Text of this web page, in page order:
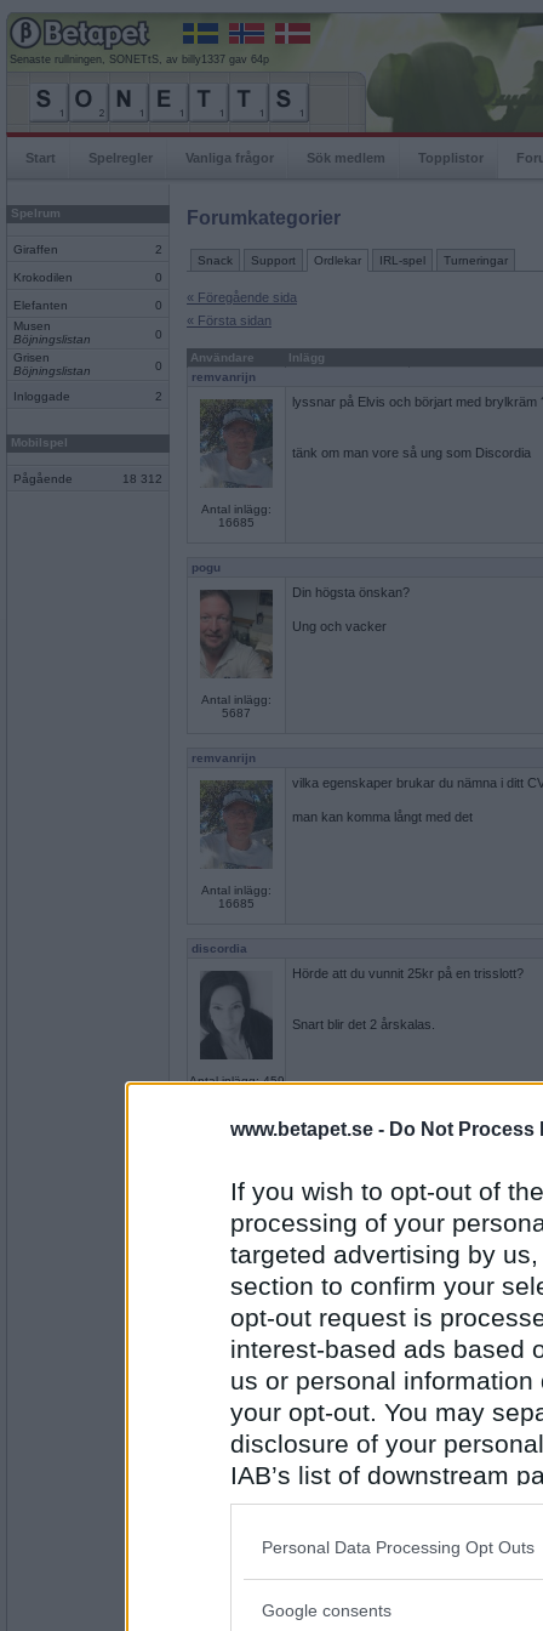
www.betapet.se - Do Not Process
If you wish to opt-out of
processing of your
targeted advertising by
section to confirm your
opt-out request is
interest-based ads based
us or personal
your opt-out. You may
disclosure of your
IAB’s list of downstream
also be disclosed by us
Downstream Participants
Please note that this
Personal Data Processing Opt Outs
Google consents
Senaste rullningen, SONETtS, av billy1337 gav 64p
Start Spelregler Vanliga frågor Sök medlem Topplistor
Spelrum
Giraffen 2
Krokodilen 0
Elefanten
0
Musen
Böjningslistan
0
Grisen
Böjningslistan
0
Inloggade 2
Mobilspel
Pågående 18 312
Forumkategorier
Snack Support Ordlekar IRL-spel Turneringar
« Föregående sida
« Första sidan
Användare
Inlägg
remvanrijn
Antal inlägg:
16685
lyssnar på Elvis och börjart med brylkräm
tänk om man vore så ung som Discordia
pogu
Antal inlägg:
5687
Din högsta önskan?
Ung och vacker
remvanrijn
Antal inlägg:
16685
vilka egenskaper brukar du nämna i ditt
man kan komma långt med det
discordia
Antal inlägg: 459
Hörde att du vunnit 25kr på en trisslott?
Snart blir det 2 årskalas.
remvanrijn
Antal inlägg:
svårt med concentrationen
discordia
Antal inlägg: 459
Hur går det att blåsa upp ballonger till
Använd alla på en gång.
Till olika saker